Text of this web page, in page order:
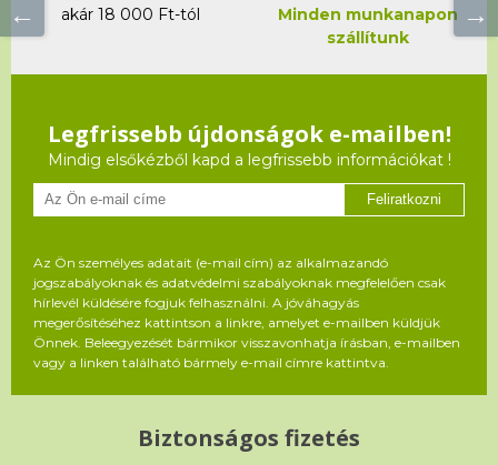
akár 18 000 Ft-tól
Minden munkanapon
szállítunk
Legfrissebb újdonságok e-mailben!
Mindig elsőkézből kapd a legfrissebb információkat !
Feliratkozni
Az Ön személyes adatait (e-mail cím) az alkalmazandó
jogszabályoknak és adatvédelmi szabályoknak megfelelően csak
hírlevél küldésére fogjuk felhasználni. A jóváhagyás
megerősítéséhez kattintson a linkre, amelyet e-mailben küldjük
Önnek. Beleegyezését bármikor visszavonhatja írásban, e-mailben
vagy a linken található bármely e-mail címre kattintva.
Biztonságos fizetés